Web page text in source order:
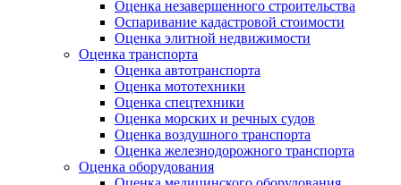
Оценка незавершенного строительства
Оспаривание кадастровой стоимости
Оценка элитной недвижимости
Оценка транспорта
Оценка автотранспорта
Оценка мототехники
Оценка спецтехники
Оценка морских и речных судов
Оценка воздушного транспорта
Оценка железнодорожного транспорта
Оценка оборудования